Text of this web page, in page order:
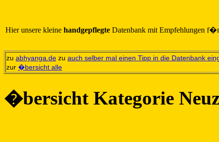
Hier unsere kleine handgepflegte Datenbank mit Empfehlungen
zu abhyanga.de zu auch selber mal einen Tipp in die Datenbank
zur �bersicht alle
�bersicht Kategorie